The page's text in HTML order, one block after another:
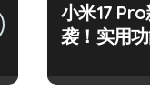
小米17
袭！实用